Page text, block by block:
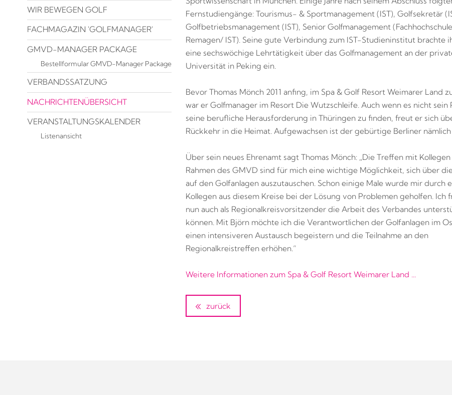
Fernstudiengänge: Tourismus- & Sportmanagement (IST), Golfsekretär
Golfbetriebsmanagement (IST), Senior Golfmanagement (Fachhochschule
Remagen/ IST). Seine gute Verbindung zum IST-Studieninstitut brachte
eine sechswöchige Lehrtätigkeit über das Golfmanagement an der
Universität in Peking ein.
Bevor Thomas Mönch 2011 anfing, im Spa & Golf Resort Weimarer Land
war er Golfmanager im Resort Die Wutzschleife. Auch wenn es nicht sein
seine berufliche Herausforderung in Thüringen zu finden, freut er sich
Rückkehr in die Heimat. Aufgewachsen ist der gebürtige Berliner
Über sein neues Ehrenamt sagt Thomas Mönch: „Die Treffen mit
Rahmen des GMVD sind für mich eine wichtige Möglichkeit, sich über
auf den Golfanlagen auszutauschen. Schon einige Male wurde mir durch
Kollegen aus diesem Kreise bei der Lösung von Problemen geholfen. Ich
nun auch als Regionalkreisvorsitzender die Arbeit des Verbandes
können. Mit Björn möchte ich die Verantwortlichen der Golfanlagen im
einen intensiveren Austausch begeistern und die Teilnahme an den
Regionalkreistreffen erhöhen.“
Weitere Informationen zum Spa & Golf Resort Weimarer Land ...
zurück
WIR BEWEGEN GOLF
FACHMAGAZIN 'GOLFMANAGER'
GMVD-MANAGER PACKAGE
Bestellformular GMVD-Manager Package
VERBANDSSATZUNG
NACHRICHTENÜBERSICHT
VERANSTALTUNGSKALENDER
Listenansicht